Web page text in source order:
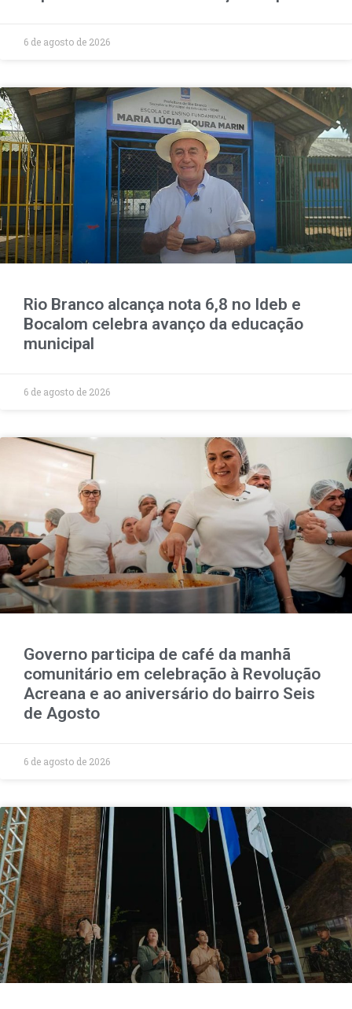
6 de agosto de 2026
Rio Branco alcança nota 6,8 no Ideb e
Bocalom celebra avanço da educação
municipal
6 de agosto de 2026
Governo participa de café da manhã
comunitário em celebração à Revolução
Acreana e ao aniversário do bairro Seis
de Agosto
6 de agosto de 2026